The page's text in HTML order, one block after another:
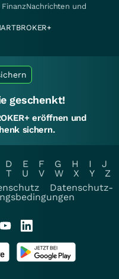
FinanzNachrichten und
geschenkt!
eröffnen und
sichern.
D E F G H I
J
T U V W X Y
Z
Datenschutz-